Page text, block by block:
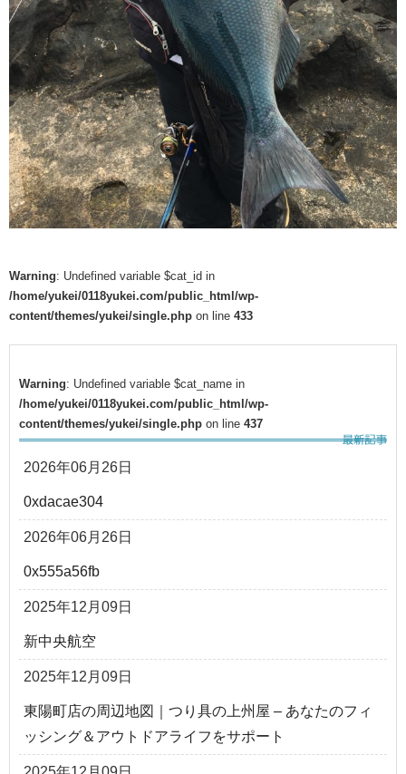
Warning: Undefined variable $cat_id in
/home/yukei/0118yukei.com/public_html/wp-
content/themes/yukei/single.php on line 433
Warning: Undefined variable $cat_name in
/home/yukei/0118yukei.com/public_html/wp-
content/themes/yukei/single.php on line 437
2026年06月26日
0xdacae304
2026年06月26日
0x555a56fb
2025年12月09日
新中央航空
2025年12月09日
東陽町店の周辺地図｜つり具の上州屋 – あなたのフィ
ッシング＆アウトドアライフをサポート